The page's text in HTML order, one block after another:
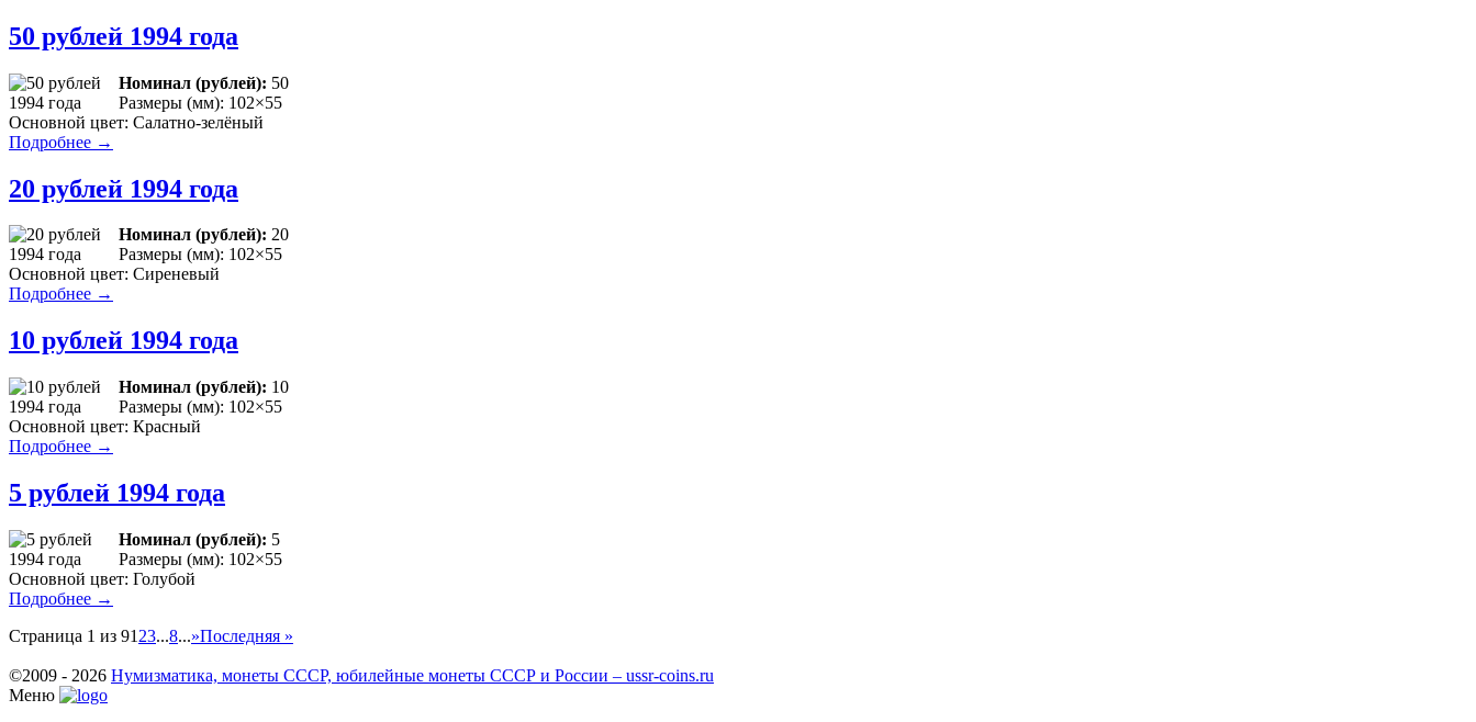
50 рублей 1994 года
Номинал (рублей): 50
Размеры (мм): 102×55
Основной цвет: Салатно-зелёный
Подробнее →
20 рублей 1994 года
Номинал (рублей): 20
Размеры (мм): 102×55
Основной цвет: Сиреневый
Подробнее →
10 рублей 1994 года
Номинал (рублей): 10
Размеры (мм): 102×55
Основной цвет: Красный
Подробнее →
5 рублей 1994 года
Номинал (рублей): 5
Размеры (мм): 102×55
Основной цвет: Голубой
Подробнее →
Страница 1 из 91 23...8...»Последняя »
©2009 - 2026 Нумизматика, монеты СССР, юбилейные монеты СССР и России – ussr-coins.ru
Меню